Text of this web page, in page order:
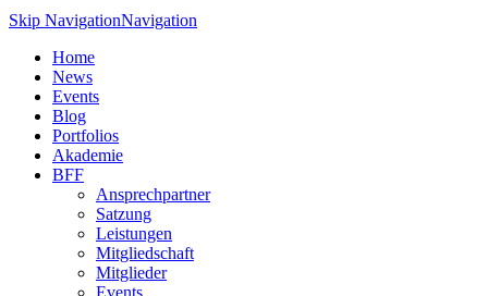
Skip NavigationNavigation
Home
News
Events
Blog
Portfolios
Akademie
BFF
Ansprechpartner
Satzung
Leistungen
Mitgliedschaft
Mitglieder
Events